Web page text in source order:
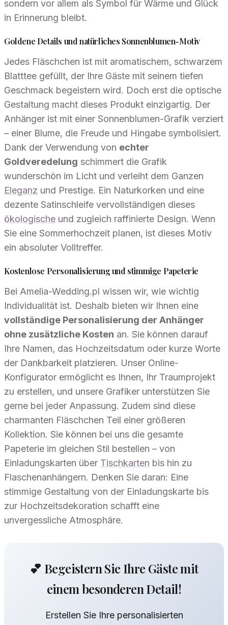
sondern vor allem als Symbol für Wärme und Glück
in Erinnerung bleibt.
Goldene Details und natürliches Sonnenblumen-Motiv
Jedes Fläschchen ist mit aromatischem, schwarzem
Blatttee gefüllt, der Ihre Gäste mit seinem tiefen
Geschmack begeistern wird. Doch erst die optische
Gestaltung macht dieses Produkt einzigartig. Der
Anhänger ist mit einer Sonnenblumen-Grafik verziert
– einer Blume, die Freude und Hingabe symbolisiert.
Dank der Verwendung von echter
Goldveredelung schimmert die Grafik
wunderschön im Licht und verleiht dem Ganzen
Eleganz und Prestige. Ein Naturkorken und eine
dezente Satinschleife vervollständigen dieses
ökologische und zugleich raffinierte Design. Wenn
Sie eine Sommerhochzeit planen, ist dieses Motiv
ein absoluter Volltreffer.
Kostenlose Personalisierung und stimmige Papeterie
Bei Amelia-Wedding.pl wissen wir, wie wichtig
Individualität ist. Deshalb bieten wir Ihnen eine
vollständige Personalisierung der Anhänger
ohne zusätzliche Kosten an. Sie können darauf
Ihre Namen, das Hochzeitsdatum oder kurze Worte
der Dankbarkeit platzieren. Unser Online-
Konfigurator ermöglicht es Ihnen, Ihr Traumprojekt
zu erstellen, und unsere Grafiker unterstützen Sie
gerne bei jeder Anpassung. Zudem sind diese
charmanten Fläschchen Teil einer größeren
Kollektion. Sie können bei uns die gesamte
Papeterie im gleichen Stil bestellen – von
Einladungskarten über Tischkarten bis hin zu
Flaschenanhängern. Denken Sie daran: Eine
stimmige Gestaltung von der Einladungskarte bis
zur Hochzeitsdekoration schafft eine
unvergessliche Atmosphäre.
💕 Begeistern Sie Ihre Gäste mit
einem besonderen Detail!
Erstellen Sie Ihre personalisierten